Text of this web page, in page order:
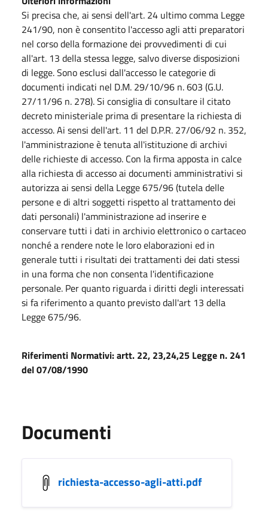
Si precisa che, ai sensi dell'art. 24 ultimo comma Legge
241/90, non è consentito l'accesso agli atti preparatori
nel corso della formazione dei provvedimenti di cui
all'art. 13 della stessa legge, salvo diverse disposizioni
di legge. Sono esclusi dall'accesso le categorie di
documenti indicati nel D.M. 29/10/96 n. 603 (G.U.
27/11/96 n. 278). Si consiglia di consultare il citato
decreto ministeriale prima di presentare la richiesta di
accesso. Ai sensi dell'art. 11 del D.P.R. 27/06/92 n. 352,
l'amministrazione è tenuta all'istituzione di archivi
delle richieste di accesso. Con la firma apposta in calce
alla richiesta di accesso ai documenti amministrativi si
autorizza ai sensi della Legge 675/96 (tutela delle
persone e di altri soggetti rispetto al trattamento dei
dati personali) l'amministrazione ad inserire e
conservare tutti i dati in archivio elettronico o cartaceo
nonché a rendere note le loro elaborazioni ed in
generale tutti i risultati dei trattamenti dei dati stessi
in una forma che non consenta l'identificazione
personale. Per quanto riguarda i diritti degli interessati
si fa riferimento a quanto previsto dall'art 13 della
Legge 675/96.
Riferimenti Normativi: artt. 22, 23,24,25 Legge n. 241
del 07/08/1990
Documenti
richiesta-accesso-agli-atti.pdf